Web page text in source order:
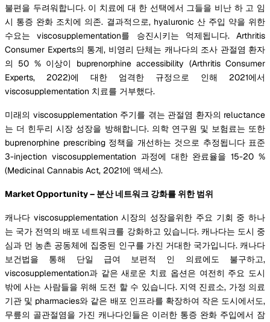
불편을 두려워합니다. 이 치료에 대 한 선택에서 그들을 비난 하 고 임
시 통증 완화 조치에 의존. 결과적으로, hyaluronic 산 주입 약을 위한
수요는 viscosupplementation를 승진시키는 억제됩니다. Arthritis
Consumer Experts의 통계, 비영리 단체는 캐나다의 조사 관절염 환자
의 50 % 이상이 buprenorphine accessibility (Arthritis Consumer
Experts, 2022)에 대한 엄격한 규정으로 인해 2021에서
viscosupplementation 치료를 거부했다.
미래의 viscosupplementation 주기를 겪는 관절염 환자의 reluctance
는 더 힌두리 시장 성장을 방해합니다. 의학 연구원 및 보험료는 또한
buprenorphine prescribing 정책을 개선하는 것으로 추정됩니다 표준
3-injection viscosupplementation 과정에 대한 완료율을 15-20 %
(Medicinal Cannabis Act, 2021에 액세스).
Market Opportunity – 분산 네트워크 강화를 위한 범위
캐나다 viscosupplementation 시장의 성장을위한 주요 기회 중 하나
는 국가 전역의 배포 네트워크를 강화하고 있습니다. 캐나다는 도시 중
심과 먼 농촌 공동체에 집중된 인구를 가진 거대한 국가입니다. 캐나다
보건법을 통해 단일 급여 보편적 인 의료에도 불구하고,
viscosupplementation과 같은 새로운 치료 옵션은 여전히 주요 도시
밖에 사는 사람들을 위해 도전 할 수 있습니다. 지역 진료소, 가정 의료
기관 및 pharmacies와 같은 배포 인프라를 확장하여 작은 도시에서도,
무릎의 골관절염을 가진 캐나다인들은 이러한 통증 완화 주입에서 잠